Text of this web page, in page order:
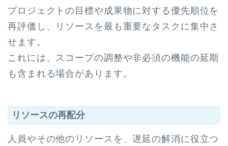
プロジェクトの目標や成果物に対する優先順位を
再評価し、リソースを最も重要なタスクに集中さ
せます。
これには、スコープの調整や非必須の機能の延期
も含まれる場合があります。
リソースの再配分
人員やその他のリソースを、遅延の解消に役立つ